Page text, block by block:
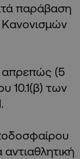
παράβαση
απρεπώς (5
10.1(β) των